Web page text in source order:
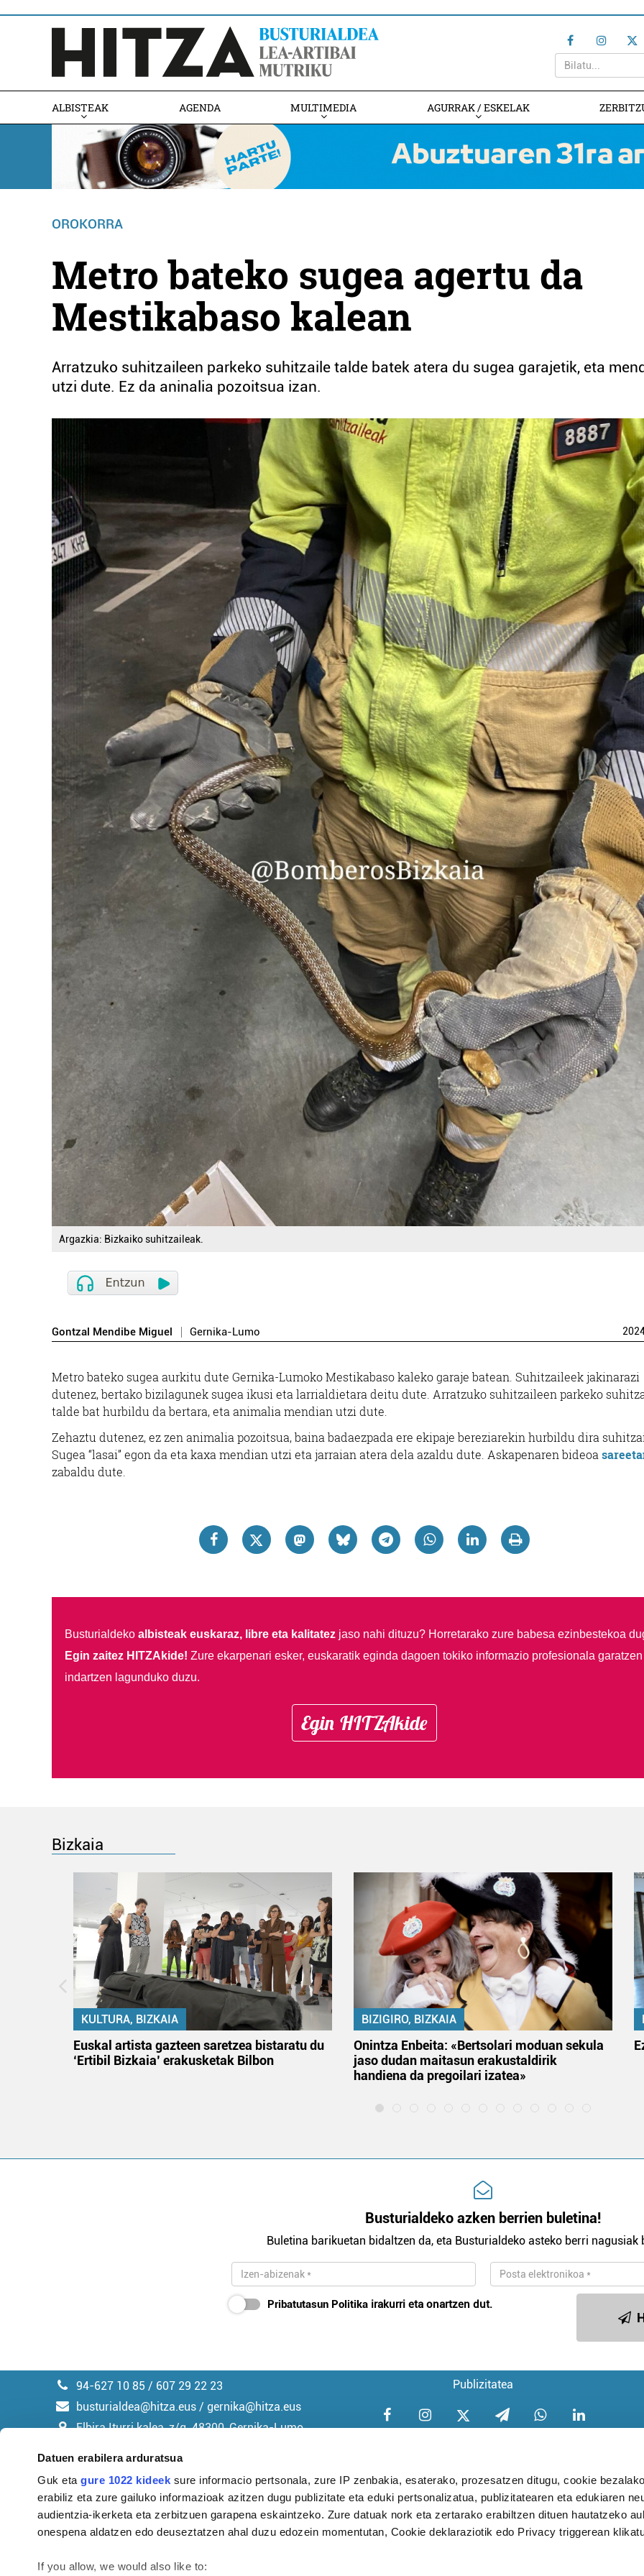
Datuen erabilera arduratsua
Guk etagure 1022 kideek sure informacio pertsonala, zure IP zenbakia, esaterako, prozesatzen ditugu, cookie
erabiliz eta zure gailuko informazioak azitzen dugu publizitate eta eduki pertsonalizatua, publizitatearen eta edukiaren
audientzia-ikerketa eta zerbitzuen garapena eskaintzeko. Zure datuak nork eta zertarako erabiltzen dituen hautatzeko
onespena aldatzen edo deuseztatzen ahal duzu edozein momentutan, Cookie deklaraziotik edo Privacy triggerean
If you allow, we would also like to:
ALBISTEAK AGENDA MULTIMEDIA AGURRAK / ESKELAK
OROKORRA
Metro bateko sugea agertu da
Mestikabaso kalean
Arratzuko suhitzaileen parkeko suhitzaile talde batek atera du sugea garajetik, eta
utzi dute. Ez da aninalia pozoitsua izan.
Argazkia: Bizkaiko suhitzaileak.
Gontzal Mendibe Miguel Gernika-Lumo
Metro bateko sugea aurkitu dute Gernika-Lumoko Mestikabaso kaleko garaje batean. Suhitzaileek jakinarazi
dutenez, bertako bizilagunek sugea ikusi eta larrialdietara deitu dute. Arratzuko suhitzaileen parkeko
talde bat hurbildu da bertara, eta animalia mendian utzi dute.
Zehaztu dutenez, ez zen animalia pozoitsua, baina badaezpada ere ekipaje bereziarekin hurbildu dira
Sugea “lasai” egon da eta kaxa mendian utzi eta jarraian atera dela azaldu dute. Askapenaren bideoa
zabaldu dute.
Busturialdeko albisteak euskaraz, libre eta kalitatezjaso nahi dituzu? Horretarako zure babesa ezinbestekoa
Egin zaitez HITZAkide! Zure ekarpenari esker, euskaratik eginda dagoen tokiko informazio profesionala garatzen
indartzen lagunduko duzu.
Egin HITZAkide
Bizkaia
KULTURA, BIZKAIA
Euskal artista gazteen saretzea bistaratu du
‘Ertibil Bizkaia’ erakusketak Bilbon
BIZIGIRO, BIZKAIA
Onintza Enbeita: «Bertsolari moduan sekula
jaso dudan maitasun erakustaldirik
handiena da pregoilari izatea»
Busturialdeko azken berrien buletina!
Buletina barikuetan bidaltzen da, eta Busturialdeko asteko berri nagusiak
Pribatutasun Politika irakurri eta onartzen dut.
94-627 10 85 / 607 29 22 23
busturialdea@hitza.eus / gernika@hitza.eus
Elbira Iturri kalea, z/g. 48300, Gernika-Lumo
Publizitatea
Argitalpen politika Aniztasun politika Pribatutasun